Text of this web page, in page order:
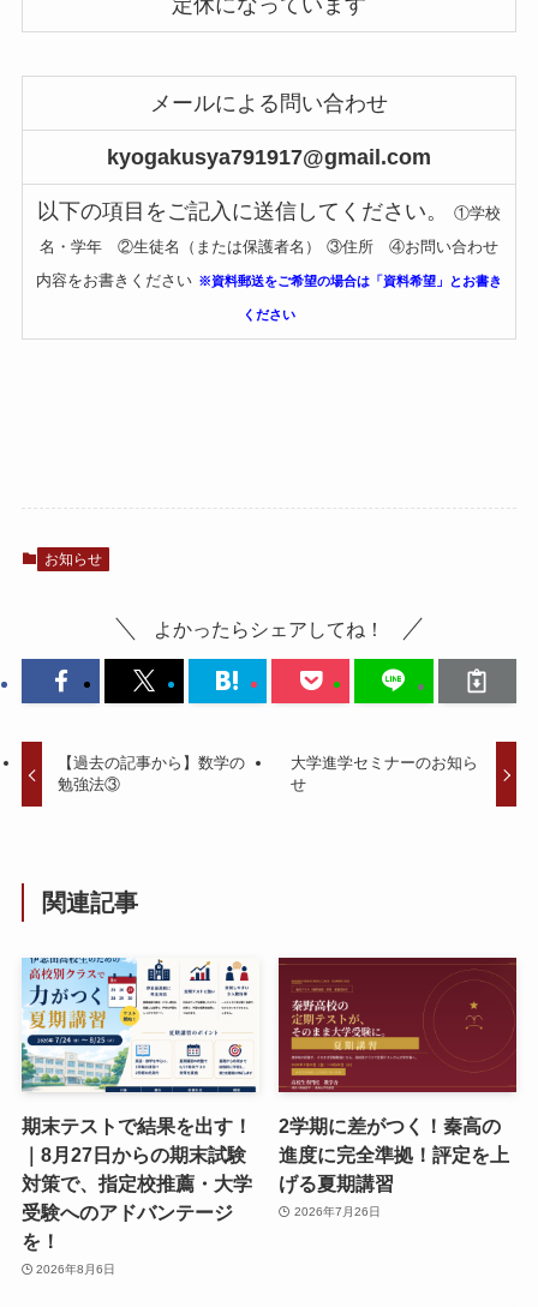
定休になっています
メールによる問い合わせ
kyogakusya791917@gmail.com
以下の項目をご記入に送信してください。
①学校
名・学年 ②生徒名（または保護者名）
③住所 ④お問い合わせ
内容をお書きください ※資料郵送をご希望の場合は「資料希望」とお書き
ください
お知らせ
よかったらシェアしてね！
【過去の記事から】数学の
勉強法③
大学進学セミナーのお知ら
せ
関連記事
期末テストで結果を出す！
｜8月27日からの期末試験
対策で、指定校推薦・大学
受験へのアドバンテージ
を！
2026年8月6日
2学期に差がつく！秦高の
進度に完全準拠！評定を上
げる夏期講習
2026年7月26日